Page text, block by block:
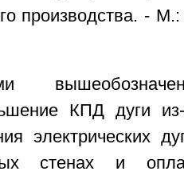
производства. -
КПД дуги
электрических
стенах и